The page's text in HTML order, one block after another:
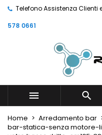
Telefono Assistenza Clienti
578 0661
 
Home Arredamento bar
bar-statica-senza motore-